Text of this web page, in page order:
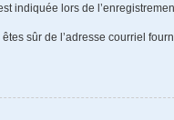
indiquée lors de
sûr de l’adresse courriel